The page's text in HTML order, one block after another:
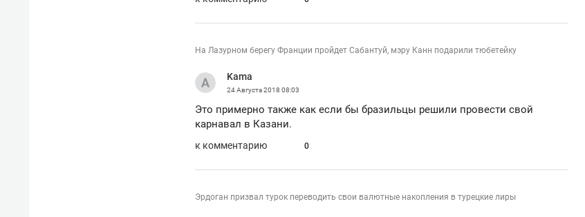
На Лазурном берегу Франции пройдет Сабантуй, мэру Канн подарили тюбетейку
Kama
24 Августа 2018 08:03
Это примерно также как если бы бразильцы решили провести свой
карнавал в Казани.
к комментарию 0
Эрдоган призвал турок переводить свои валютные накопления в турецкие лиры